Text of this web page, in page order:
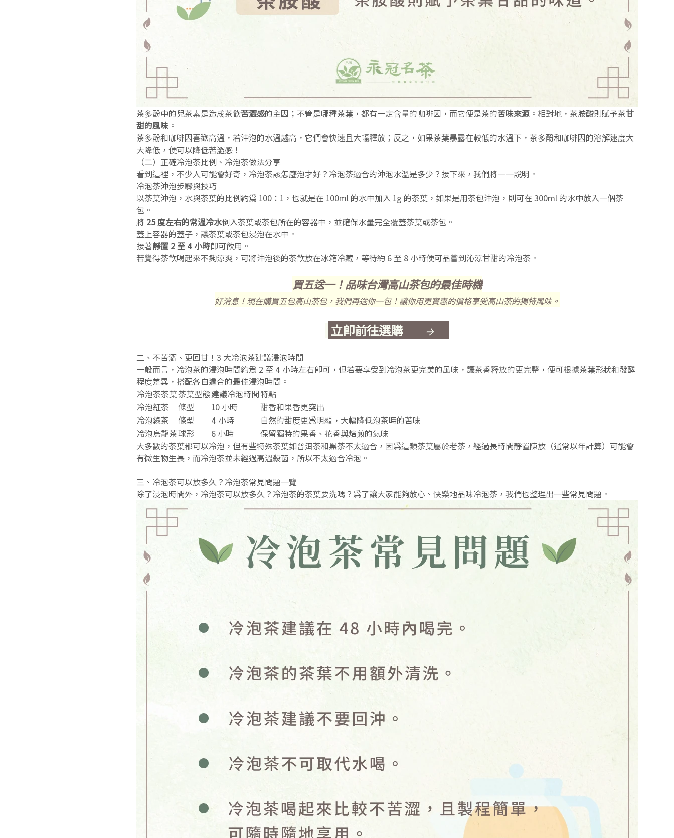
茶多酚中的兒茶素是造成茶飲苦澀感的主因；不管是哪種茶葉，都有一定含量的咖啡因，而它便是茶的苦味來源 。相對地，茶胺酸則賦予茶甘
甜的風味 。
茶多酚和咖啡因喜歡高溫，若沖泡的水溫越高，它們會快速且大幅釋放；反之，如果茶葉暴露在較低的水溫下，茶多酚和咖啡因的溶解速度大
大降低，便可以降低苦澀感！
（二）正確冷泡茶比例、冷泡茶做法分享
看到這裡，不少人可能會好奇，冷泡茶該怎麼泡才好？冷泡茶適合的沖泡水溫是多少？接下來，我們將一一說明。
冷泡茶沖泡步驟與技巧
以茶葉沖泡，水與茶葉的比例約為 100：1，也就是在 100ml 的水中加入 1g 的茶葉，如果是用茶包沖泡，則可在 300ml 的水中放入一個茶
包。
將 25 度左右的常溫冷水倒入茶葉或茶包所在的容器中，並確保水量完全覆蓋茶葉或茶包。
蓋上容器的蓋子，讓茶葉或茶包浸泡在水中。
接著靜置 2 至 4 小時即可飲用。
若覺得茶飲喝起來不夠涼爽，可將沖泡後的茶飲放在冰箱冷藏，等待約 6 至 8 小時便可品嘗到沁涼甘甜的冷泡茶。
買五送一！品味台灣高山茶包的最佳時機
好消息！現在購買五包高山茶包，我們再送你一包！讓你用更實惠的價格享受高山茶的獨特風味。
立即前往選購 →
二、不苦澀、更回甘！3 大冷泡茶建議浸泡時間
一般而言，冷泡茶的浸泡時間約為 2 至 4 小時左右即可，但若要享受到冷泡茶更完美的風味，讓茶香釋放的更完整，便可根據茶葉形狀和發酵
程度差異，搭配各自適合的最佳浸泡時間。
冷泡茶茶葉茶葉型態建議冷泡時間特點
冷泡紅茶
條型 10 小時
甜香和果香更突出
冷泡綠茶
條型 4 小時
自然的甜度更為明顯，大幅降低泡茶時的苦味
冷泡烏龍茶球形 6 小時
保留獨特的果香、花香與焙煎的氣味
大多數的茶葉都可以冷泡，但有些特殊茶葉如普洱茶和黑茶不太適合，因為這類茶葉屬於老茶，經過長時間靜置陳放（通常以年計算）可能會
有微生物生長，而冷泡茶並未經過高溫殺菌，所以不太適合冷泡。
三、冷泡茶可以放多久？冷泡茶常見問題一覽
除了浸泡時間外，冷泡茶可以放多久？冷泡茶的茶葉要洗嗎？為了讓大家能夠放心、快樂地品味冷泡茶，我們也整理出一些常見問題。